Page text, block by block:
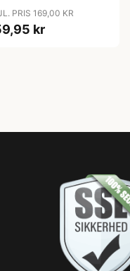
PRIS 169,00 KR
kr